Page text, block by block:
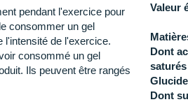
pendant l'exercice pour
consommer un gel
l'intensité de l'exercice.
consommé un gel
Ils peuvent être rangés
Valeur
Dont
saturés
Dont